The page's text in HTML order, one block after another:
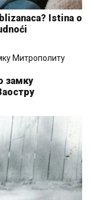
Istina o
замку